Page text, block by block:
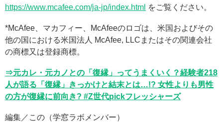
https://www.mcafee.com/ja-jp/index.html をご覧ください。
*McAfee、マカフィー、McAfeeのロゴは、米国およびその
他の国における米国法人 McAfee, LLCまたはその関連会社
の商標又は登録商標。
⇒元カレ・元カノとの「復縁」ってうまくいく？経験者218
人が語る「復縁」きっかけと結末とは…!? 女性よりも男性
の方が復縁に前向き? #Z世代pickフレッシャーズ
編集／この（学窓ラボメンバー）